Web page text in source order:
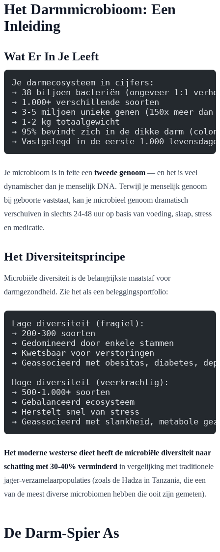
Het Darmmicrobioom: Een
Inleiding
Wat Er In Je Leeft
Je darmecosysteem in cijfers:
→ 38 biljoen bacteriën (ongeveer 1:1
→ 1.000+ verschillende soorten
→ 3-5 miljoen unieke genen (150x meer dan
→ 1-2 kg totaalgewicht
→ 95% bevindt zich in de dikke darm
→ Vastgelegd in de eerste 1.000
Je microbioom is in feite een tweede genoom — en het is veel
dynamischer dan je menselijk DNA. Terwijl je menselijk genoom
bij geboorte vaststaat, kan je microbieel genoom dramatisch
verschuiven in slechts 24-48 uur op basis van voeding, slaap, stress
en medicatie.
Het Diversiteitsprincipe
Microbiële diversiteit is de belangrijkste maatstaf voor
darmgezondheid. Zie het als een beleggingsportfolio:
Lage diversiteit (fragiel):
→ 200-300 soorten
→ Gedomineerd door enkele stammen
→ Kwetsbaar voor verstoringen
→ Geassocieerd met obesitas, diabetes,
Hoge diversiteit (veerkrachtig):
→ 500-1.000+ soorten
→ Gebalanceerd ecosysteem
→ Herstelt snel van stress
→ Geassocieerd met slankheid, metabole
Het moderne westerse dieet heeft de microbiële diversiteit naar
schatting met 30-40% verminderd in vergelijking met traditionele
jager-verzamelaarpopulaties (zoals de Hadza in Tanzania, die een
van de meest diverse microbiomen hebben die ooit zijn gemeten).
De Darm-Spier As